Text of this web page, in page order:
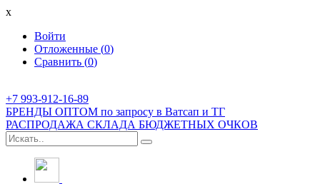
x
Войти
Отложенные (0)
Сравнить (0)
+7 993-912-16-89
БРЕНДЫ ОПТОМ по запросу в Ватсап и ТГ
РАСПРОДАЖА СКЛАДА БЮДЖЕТНЫХ ОЧКОВ